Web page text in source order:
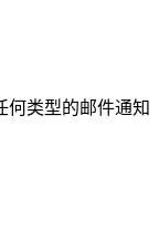
何类型的邮件通知